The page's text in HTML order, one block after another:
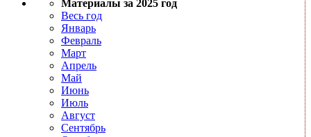
Материалы за 2025 год
Весь год
Январь
Февраль
Март
Апрель
Май
Июнь
Июль
Август
Сентябрь